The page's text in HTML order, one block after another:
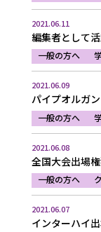
2021.06.11
編集者として
一般の方へ
2021.06.09
パイプオルガン
一般の方へ
2021.06.08
全国大会出場権
一般の方へ
2021.06.07
インターハイ